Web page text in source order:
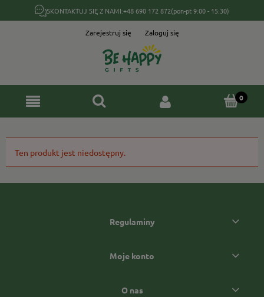
SKONTAKTUJ SIĘ Z NAMI:+48 690 172 872(pon-pt 9:00 - 15:30)
Zarejestruj się Zaloguj się
Ten produkt jest niedostępny.
Regulaminy
Moje konto
O nas